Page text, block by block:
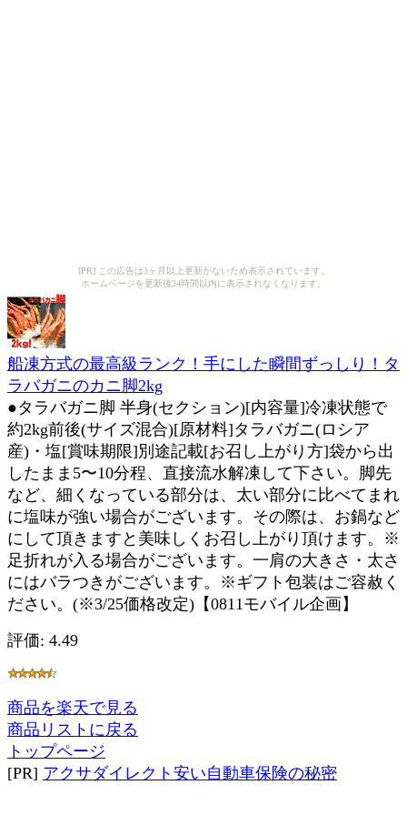
[PR] この広告は3ヶ月以上更新がないため表示されています。
ホームページを更新後24時間以内に表示されなくなります。
船凍方式の最高級ランク！手にした瞬間ずっしり！タ
ラバガニのカニ脚2kg
●タラバガニ脚 半身(セクション)[内容量]冷凍状態で
約2kg前後(サイズ混合)[原材料]タラバガニ(ロシア
産)・塩[賞味期限]別途記載[お召し上がり方]袋から出
したまま5〜10分程、直接流水解凍して下さい。脚先
など、細くなっている部分は、太い部分に比べてまれ
に塩味が強い場合がございます。その際は、お鍋など
にして頂きますと美味しくお召し上がり頂けます。※
足折れが入る場合がございます。一肩の大きさ・太さ
にはバラつきがございます。※ギフト包装はご容赦く
ださい。(※3/25価格改定)【0811モバイル企画】
評価: 4.49
商品を楽天で見る
商品リストに戻る
トップページ
[PR] アクサダイレクト安い自動車保険の秘密